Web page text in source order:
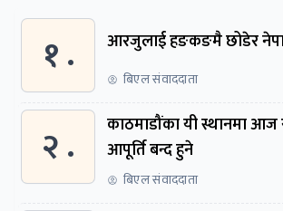
१ . आरजुलाई हङकङमै छोडेर
बिएल संवाददाता
२ .
काठमाडौंका यी स्थानमा आज
आपूर्ति बन्द हुने
बिएल संवाददाता